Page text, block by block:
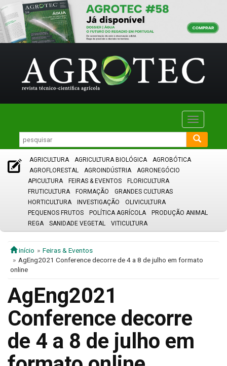
Toggle
AGRICULTURA AGRICULTURA BIOLÓGICA
AGROBÓTICA
AGROFLORESTAL
AGROINDÚSTRIA
AGRONEGÓCIO
APICULTURA
FEIRAS & EVENTOS
FLORICULTURA
FRUTICULTURA
FORMAÇÃO
GRANDES CULTURAS
HORTICULTURA
INVESTIGAÇÃO
OLIVICULTURA
PEQUENOS FRUTOS
POLÍTICA AGRÍCOLA
PRODUÇÃO ANIMAL
REGA
SANIDADE VEGETAL VITICULTURA
início
Feiras & Eventos
AgEng2021 Conference decorre de 4 a 8 de julho em formato
online
AgEng2021
Conference decorre
de 4 a 8 de julho em